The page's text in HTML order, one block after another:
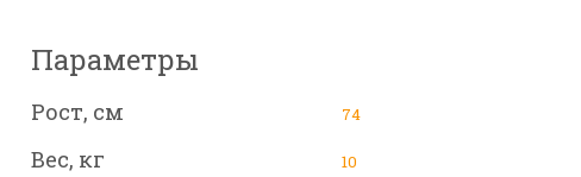
Параметры
Рост, см 74
Вес, кг 10